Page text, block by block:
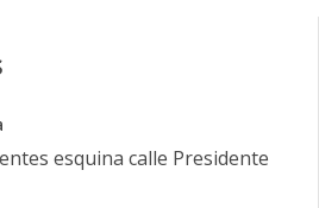
esquina calle Presidente